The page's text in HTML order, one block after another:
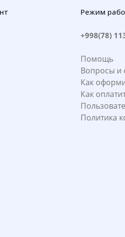
Режим
+998(78)
Помощь
Вопросы и
Как
Как
Политика